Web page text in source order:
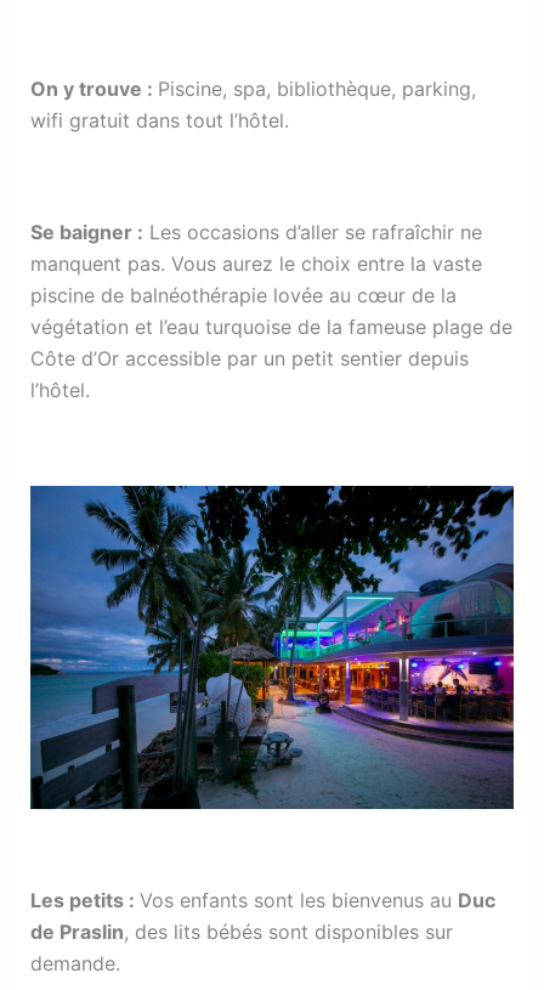
On y trouve : Piscine, spa, bibliothèque, parking,
wifi gratuit dans tout l’hôtel.
Se baigner: Les occasions d’aller se rafraîchir ne
manquent pas. Vous aurez le choix entre la vaste
piscine de balnéothérapie lovée au cœur de la
végétation et l’eau turquoise de la fameuse plage de
Côte d’Or accessible par un petit sentier depuis
l’hôtel.
Les petits: Vos enfants sont les bienvenus au Duc
de Praslin, des lits bébés sont disponibles sur
demande.